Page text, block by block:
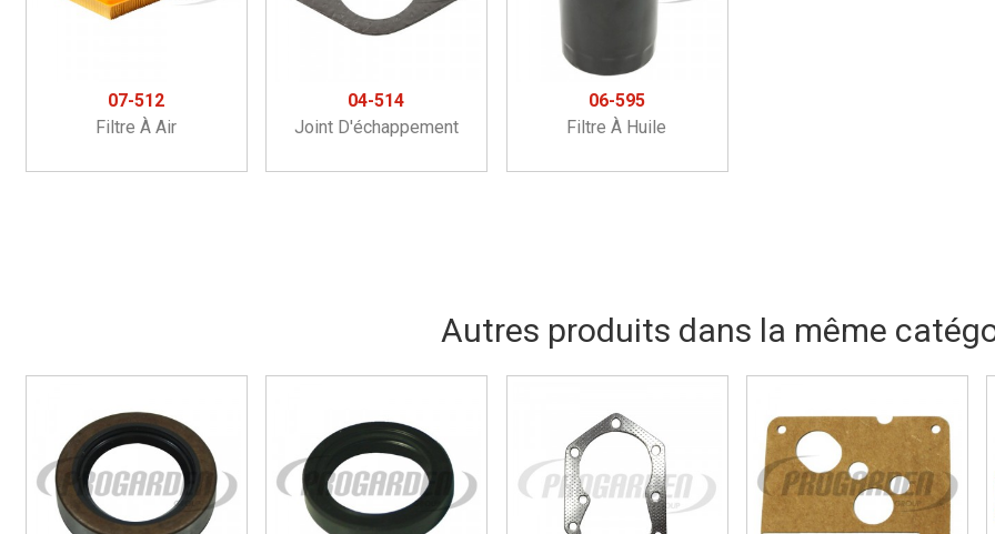
07-512
Filtre À Air
04-514
Joint D'échappement
06-595
Filtre À Huile
Autres produits dans la même